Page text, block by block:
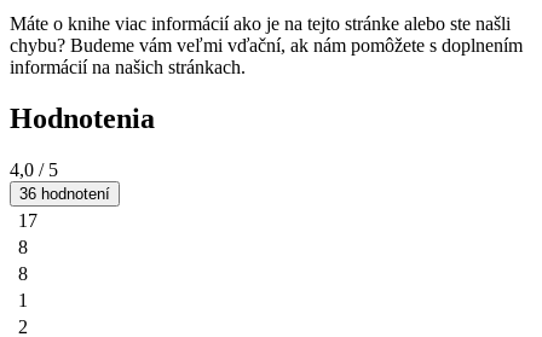
Máte o knihe viac informácií ako je na tejto stránke alebo ste našli
chybu? Budeme vám veľmi vďační, ak nám pomôžete s doplnením
informácií na našich stránkach.
Hodnotenia
4,0 / 5
36 hodnotení
17
8
8
1
2